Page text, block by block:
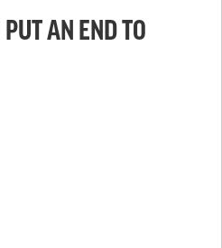
AN END TO